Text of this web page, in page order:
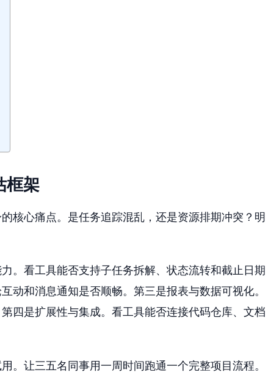
框架
核心痛点。是任务追踪混乱，还是资源排期冲突？明
。看工具能否支持子任务拆解、状态流转和截止日期
动和消息通知是否顺畅。第三是报表与数据可视化。
四是扩展性与集成。看工具能否连接代码仓库、文档
。让三五名同事用一周时间跑通一个完整项目流程。